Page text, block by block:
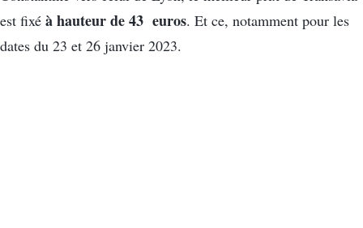
est fixé à hauteur de 43 euros. Et ce, notamment pour les
dates du 23 et 26 janvier 2023.